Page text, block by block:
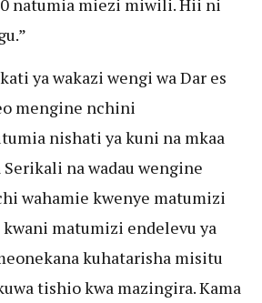
natumia miezi miwili. Hii ni
ya wakazi wengi wa Dar es
mengine nchini
nishati ya kuni na mkaa
na wadau wengine
wahamie kwenye matumizi
matumizi endelevu ya
kuhatarisha misitu
tishio kwa mazingira. Kama